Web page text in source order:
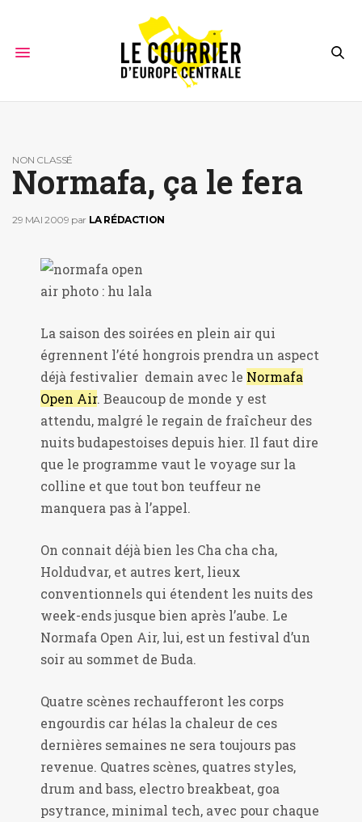
NON CLASSÉ
Normafa, ça le fera
29 MAI 2009 par LA RÉDACTION
La saison des soirées en plein air qui
égrennent l’été hongrois prendra un aspect
déjà festivalier demain avec le Normafa
Open Air. Beaucoup de monde y est
attendu, malgré le regain de fraîcheur des
nuits budapestoises depuis hier. Il faut dire
que le programme vaut le voyage sur la
colline et que tout bon teuffeur ne
manquera pas à l’appel.
On connait déjà bien les Cha cha cha,
Holdudvar, et autres kert, lieux
conventionnels qui étendent les nuits des
week-ends jusque bien après l’aube. Le
Normafa Open Air, lui, est un festival d’un
soir au sommet de Buda.
Quatre scènes rechaufferont les corps
engourdis car hélas la chaleur de ces
dernières semaines ne sera toujours pas
revenue. Quatres scènes, quatres styles,
drum and bass, electro breakbeat, goa
psytrance, minimal tech, avec pour chaque